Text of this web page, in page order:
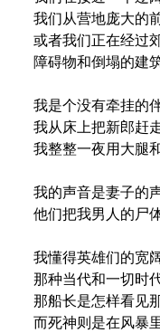
我们从营地庞大的
或者我们正在经过
障碍物和倒塌的建
我是个没有牵挂的
我从床上把新郎赶
我整整一夜用大腿
我的声音是妻子的
他们把我男人的尸
我懂得英雄们的宽
那种当代和一切时
那船长是怎样看见
而死神则是在风暴